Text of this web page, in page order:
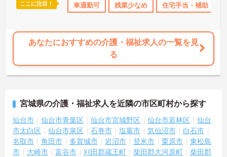
産休･育休･介護休暇取得実績あり ボーナス・賞与あり
ここに注目！ 車通勤可 残業少なめ 住宅手当・補助
あなたにおすすめの介護・福祉求人の一覧を見
る
宮城県の介護・福祉求人を近隣の市区町村から探す
仙台市 仙台市青葉区 仙台市宮城野区 仙台市若林区
仙台
市太白区
仙台市泉区 石巻市 塩竈市 気仙沼市
白石市
名取市
角田市 多賀城市 岩沼市 登米市 栗原市
東松島
市
大崎市 富谷市 刈田郡蔵王町 柴田郡大河原町
柴田郡